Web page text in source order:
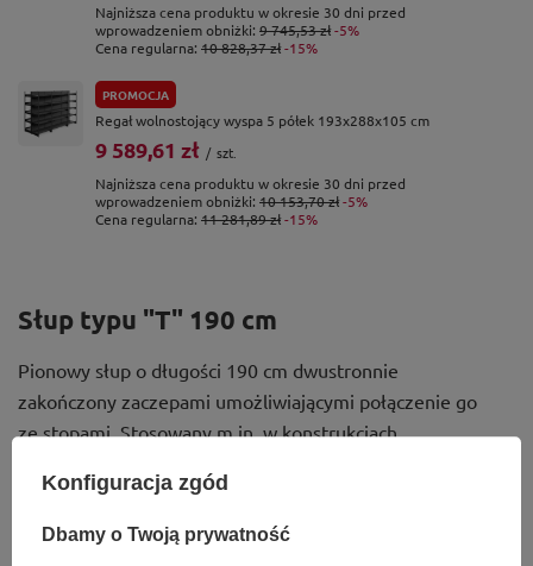
Najniższa cena produktu w okresie 30 dni przed
wprowadzeniem obniżki: 9 745,53 zł-5%
Cena regularna: 10 828,37 zł-15%
PROMOCJA
Regał wolnostojący wyspa 5 półek 193x288x105 cm
9 589,61 zł / szt.
Najniższa cena produktu w okresie 30 dni przed
wprowadzeniem obniżki: 10 153,70 zł-5%
Cena regularna: 11 281,89 zł-15%
Słup typu "T" 190 cm
Pionowy słup o długości 190 cm dwustronnie
zakończony zaczepami umożliwiającymi połączenie go
ze stopami. Stosowany m.in. w konstrukcjach
ścian na których znajdują się zaczepy umieszczone
zostały perforacje pozwalające na zamontowanie w
Konfiguracja zgód
Dbamy o Twoją prywatność